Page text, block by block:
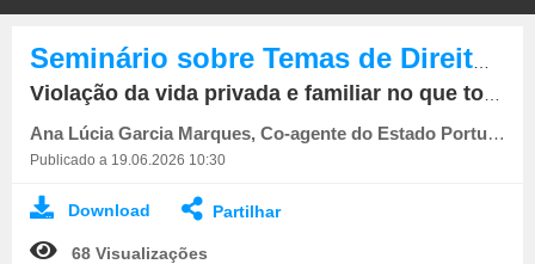
Violação da vida privada e familiar no que toca a crianças (artigo 8.º da CEDH)
Ana Lúcia Garcia Marques, Co-agente do Estado Português junto do TEDH
Publicado a 19.06.2026 10:30
Download Partilhar
68 Visualizações